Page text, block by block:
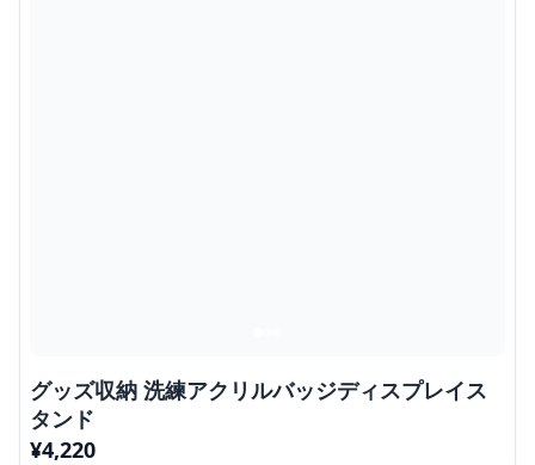
グッズ収納 洗練アクリルバッジディスプレイス
タンド
¥4,220